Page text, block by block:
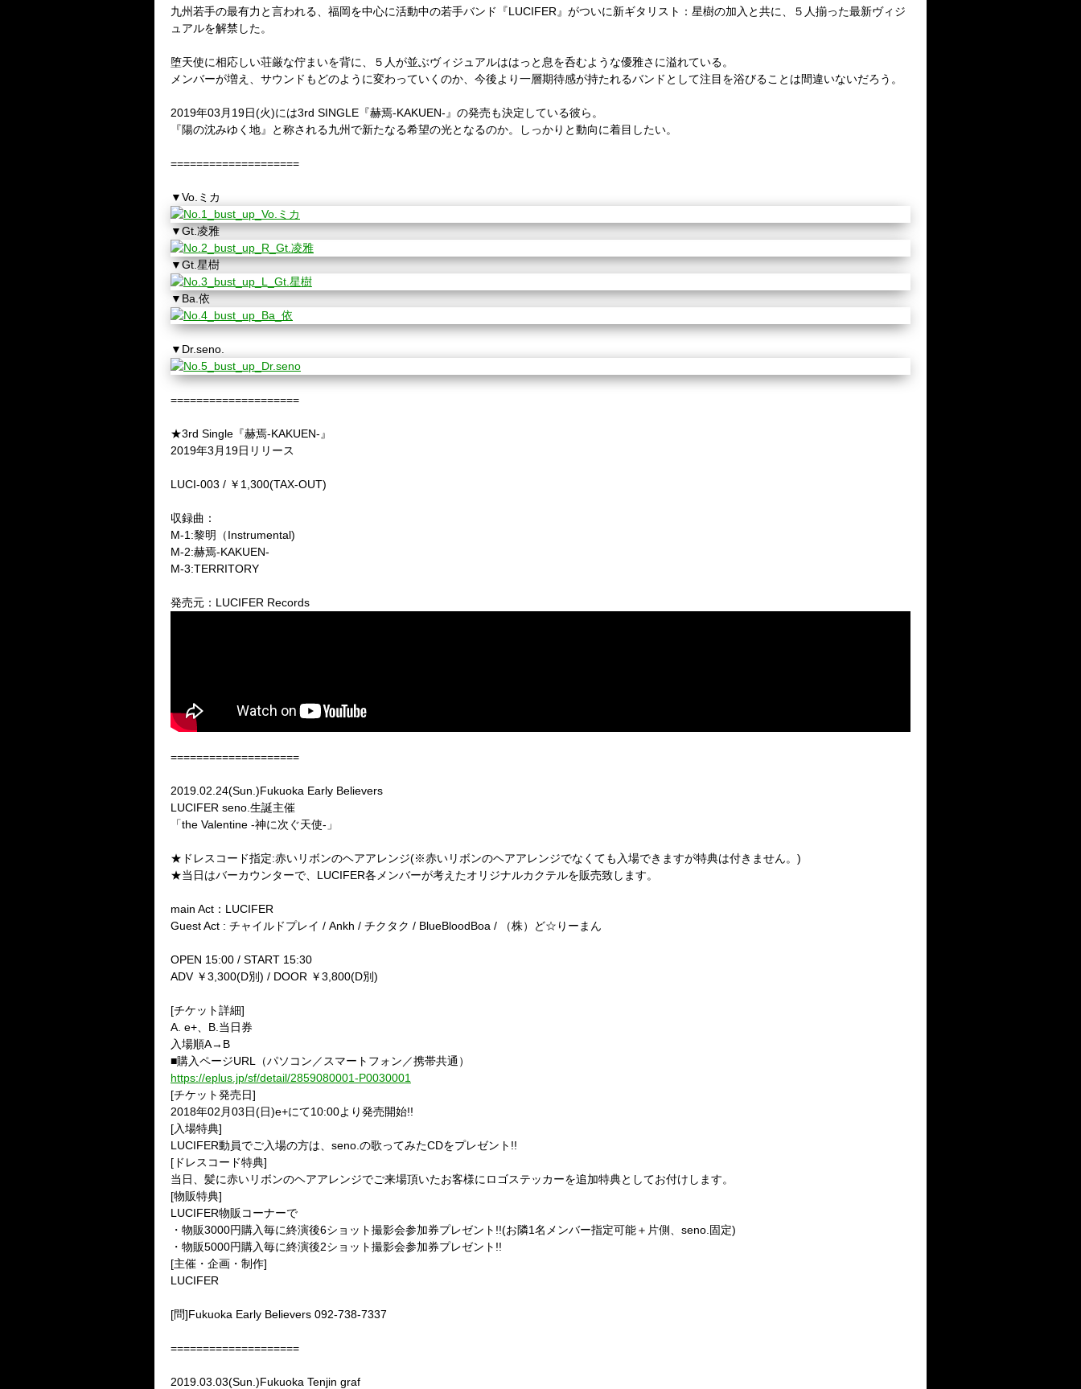
九州若手の最有力と言われる、福岡を中心に活動中の若手バンド『LUCIFER』がついに新ギタリスト：星樹の加入と共に、５人揃った最新ヴィジ
ュアルを解禁した。
堕天使に相応しい荘厳な佇まいを背に、５人が並ぶヴィジュアルははっと息を呑むような優雅さに溢れている。
メンバーが増え、サウンドもどのように変わっていくのか、今後より一層期待感が持たれるバンドとして注目を浴びることは間違いないだろう。
2019年03月19日(火)には3rd SINGLE『赫焉-KAKUEN-』の発売も決定している彼ら。
『陽の沈みゆく地』と称される九州で新たなる希望の光となるのか。しっかりと動向に着目したい。
====================
▼Vo.ミカ
▼Gt.凌雅
▼Gt.星樹
▼Ba.依
▼Dr.seno.
====================
★3rd Single『赫焉-KAKUEN-』
2019年3月19日リリース
LUCI-003 / ￥1,300(TAX-OUT)
収録曲：
M-1:黎明（Instrumental)
M-2:赫焉-KAKUEN-
M-3:TERRITORY
発売元：LUCIFER Records
====================
2019.02.24(Sun.)Fukuoka Early Believers
LUCIFER seno.生誕主催
「the Valentine -神に次ぐ天使-」
★ドレスコード指定:赤いリボンのヘアアレンジ(※赤いリボンのヘアアレンジでなくても入場できますが特典は付きません。)
★当日はバーカウンターで、LUCIFER各メンバーが考えたオリジナルカクテルを販売致します。
main Act：LUCIFER
Guest Act : チャイルドプレイ / Ankh / チクタク / BlueBloodBoa / （株）ど☆りーまん
OPEN 15:00 / START 15:30
ADV ￥3,300(D別) / DOOR ￥3,800(D別)
[チケット詳細]
A. e+、B.当日券
入場順A→B
■購入ページURL（パソコン／スマートフォン／携帯共通）
https://eplus.jp/sf/detail/2859080001-P0030001
[チケット発売日]
2018年02月03日(日)e+にて10:00より発売開始!!
[入場特典]
LUCIFER動員でご入場の方は、seno.の歌ってみたCDをプレゼント!!
[ドレスコード特典]
当日、髪に赤いリボンのヘアアレンジでご来場頂いたお客様にロゴステッカーを追加特典としてお付けします。
[物販特典]
LUCIFER物販コーナーで
・物販3000円購入毎に終演後6ショット撮影会参加券プレゼント!!(お隣1名メンバー指定可能＋片側、seno.固定)
・物販5000円購入毎に終演後2ショット撮影会参加券プレゼント!!
[主催・企画・制作]
LUCIFER
[問]Fukuoka Early Believers 092-738-7337
====================
2019.03.03(Sun.)Fukuoka Tenjin graf